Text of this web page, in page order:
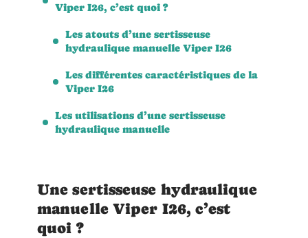
Viper I26, c’est quoi ?
Les atouts d’une sertisseuse
hydraulique manuelle Viper I26
Les différentes caractéristiques de la
Viper I26
Les utilisations d’une sertisseuse
hydraulique manuelle
Une sertisseuse hydraulique
manuelle Viper I26, c’est
quoi ?